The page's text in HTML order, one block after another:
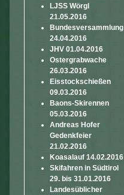
LJSS Wörgl
21.05.2016
Bundesversammlung
24.04.2016
JHV 01.04.2016
Ostergrabwache
26.03.2016
Eisstockschießen
09.03.2016
Baons-Skirennen
05.03.2016
Andreas Hofer
Gedenkfeier
21.02.2016
Koasalauf 14.02.2016
Skifahren in Südtirol
29. bis 31.01.2016
Landesüblicher